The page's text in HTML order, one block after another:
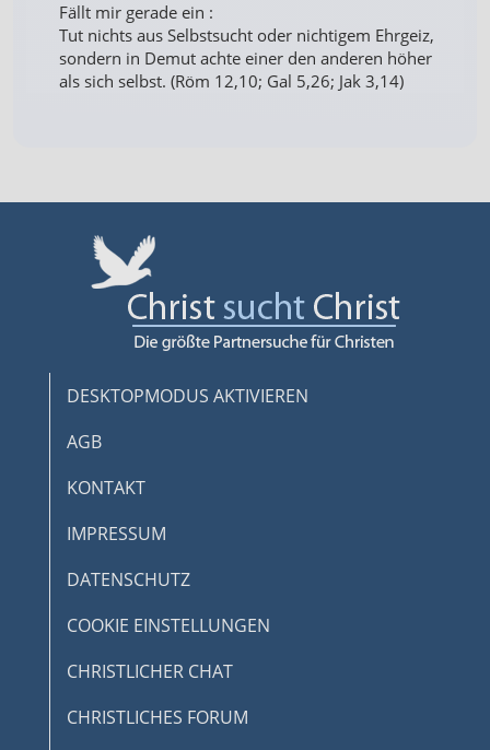
Fällt mir gerade ein :
Tut nichts aus Selbstsucht oder nichtigem Ehrgeiz,
sondern in Demut achte einer den anderen höher
als sich selbst. (Röm 12,10; Gal 5,26; Jak 3,14)
DESKTOPMODUS AKTIVIEREN
AGB
KONTAKT
IMPRESSUM
DATENSCHUTZ
COOKIE EINSTELLUNGEN
CHRISTLICHER CHAT
CHRISTLICHES FORUM